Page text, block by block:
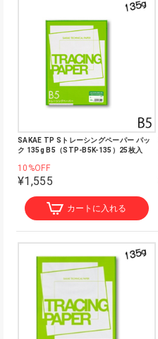
SAKAE TP Sトレーシングペーパー パッ
ク 135g B5（STP-B5K-135）25枚入
10%OFF
¥1,555
カートに入れる